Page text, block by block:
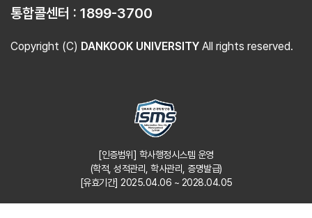
통합콜센터 : 1899-3700
Copyright (C) DANKOOK UNIVERSITY All rights reserved.
[인증범위] 학사행정시스템 운영
(학적, 성적관리, 학사관리, 증명발급)
[유효기간] 2025.04.06 ~ 2028.04.05